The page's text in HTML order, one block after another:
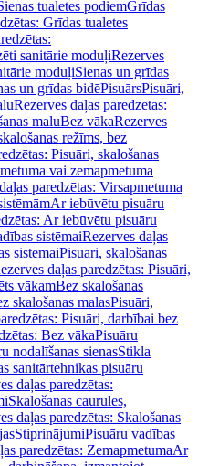
tualetes podiemGrīdas
Grīdas tualetes
sanitārie moduļiRezerves
moduļiSienas un grīdas
un grīdas bidēPisuārsPisuāri,
Rezerves daļas paredzētas:
maluBez vākaRezerves
režīms, bez
Pisuāri, skalošanas
vai zemapmetuma
paredzētas: Virsapmetuma
Ar iebūvētu pisuāru
Ar iebūvētu pisuāru
sistēmaiRezerves daļas
sistēmaiPisuāri, skalošanas
daļas paredzētas: Pisuāri,
vākamBez skalošanas
skalošanas malasPisuāri,
Pisuāri, darbībai bez
Bez vākaPisuāru
nodalīšanas sienasStikla
sanitārtehnikas pisuāru
daļas paredzētas:
Skalošanas caurules,
daļas paredzētas: Skalošanas
StiprinājumiPisuāru vadības
paredzētas: ZemapmetumaAr